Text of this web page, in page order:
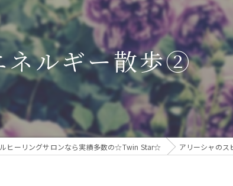
口コミ セントジャーメイン
セントジャーメイ
お守りジュエリー
ネルギー散歩②
ヒーリングサロンなら実績多数の☆Twin Star☆ アリーシャのス